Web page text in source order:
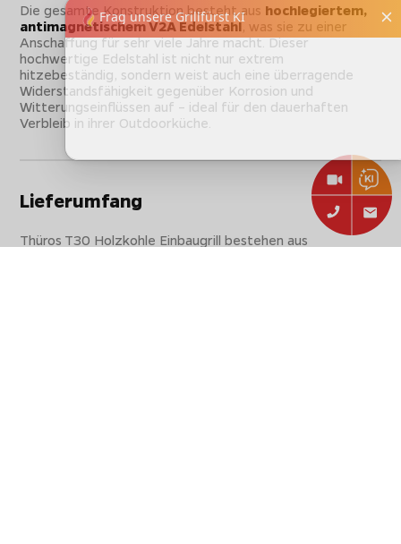
Die gesamte Konstruktion besteht aus hochlegiertem,
antimagnetischem V2A Edelstahl, was sie zu einer
Anschaffung für sehr viele Jahre macht. Dieser
hochwertige Edelstahl ist nicht nur extrem
hitzebeständig, sondern weist auch eine überragende
Widerstandsfähigkeit gegenüber Korrosion und
Witterungseinflüssen auf – ideal für den dauerhaften
Verbleib in ihrer Outdoorküche.
Lieferumfang
Thüros T30 Holzkohle Einbaugrill bestehen aus